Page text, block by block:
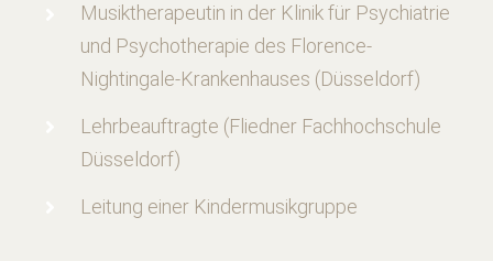
Musiktherapeutin in der Klinik für Psychiatrie
und Psychotherapie des Florence-
Nightingale-Krankenhauses (Düsseldorf)
Lehrbeauftragte (Fliedner Fachhochschule
Düsseldorf)
Leitung einer Kindermusikgruppe